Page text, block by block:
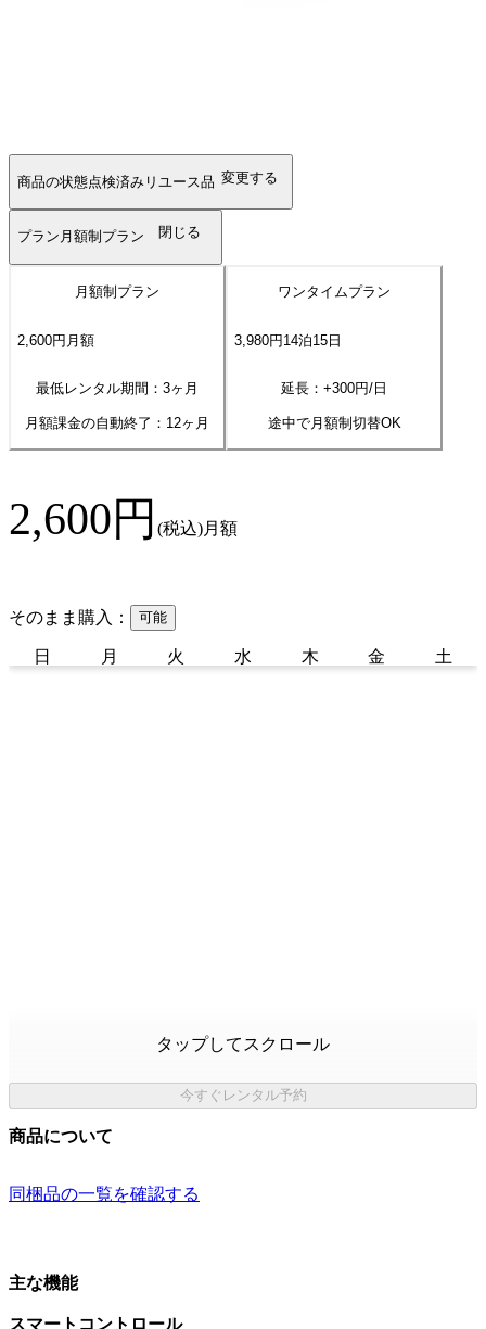
商品の状態点検済みリユース品 変更する
プラン 月額制プラン 閉じる
月額制プラン
2,600円 月額
最低レンタル期間：3ヶ月
月額課金の自動終了： 12ヶ月
ワンタイムプラン
3,980円14泊15日
延長：+300円/日
途中で月額制切替OK
2,600円 (税込)月額
そのまま購入： 可能
日 月 火 水 木 金 土
タップしてスクロール
今すぐレンタル予約
商品について
同梱品の一覧を確認する
主な機能
スマートコントロール